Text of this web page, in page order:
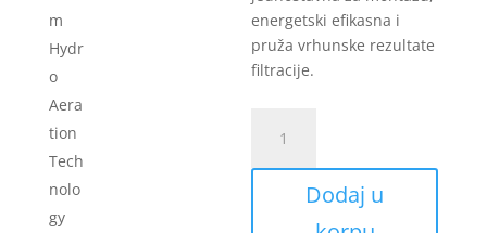
energetski efikasna i
pruža vrhunske rezultate
filtracije.
filter
pumpa
Dodaj u